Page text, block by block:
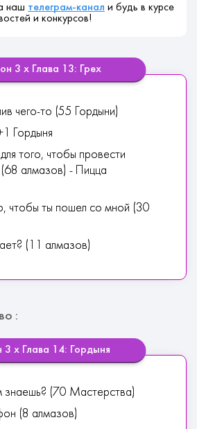
наш телеграм-канал и будь в курсе
и конкурсов!
3 х Глава 13: Грех
чего-то (55 Гордыни)
Гордыня
того, чтобы провести
алмазов) - Пицца
чтобы ты пошел со мной (30
(11 алмазов)
:
3 х Глава 14: Гордыня
знаешь? (70 Мастерства)
(8 алмазов)